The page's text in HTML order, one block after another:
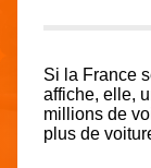
Si la France
affiche, elle,
millions de
plus de